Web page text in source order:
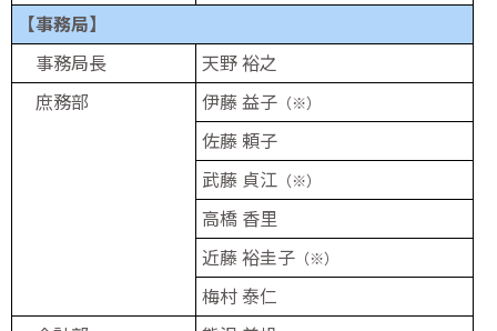
【事務局】
事務局長
天野 裕之
庶務部
伊藤 益子 （※）
佐藤 頼子
武藤 貞江 （※）
高橋 香里
近藤 裕圭子 （※）
梅村 泰仁